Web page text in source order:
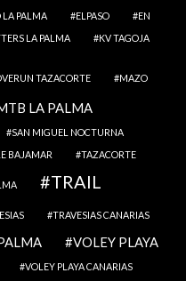
LA PALMA ELPASO
EN
LA PALMA KV TAGOJA
TAZACORTE MAZO
LA PALMA
SAN MIGUEL NOCTURNA
BAJAMAR TAZACORTE
TRAIL
TRAVESIAS CANARIAS
VOLEY PLAYA
VOLEY PLAYA CANARIAS